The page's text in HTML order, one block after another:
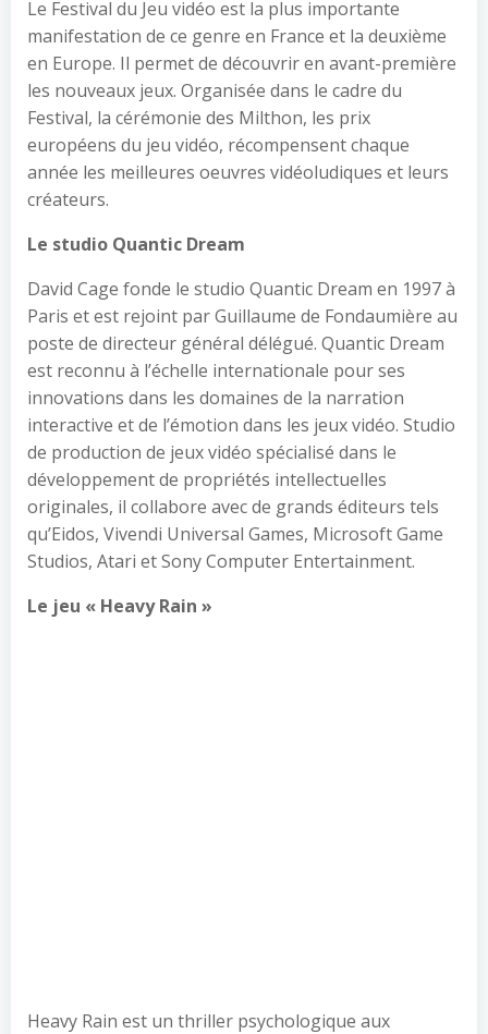
Le Festival du Jeu vidéo est la plus importante
manifestation de ce genre en France et la deuxième
en Europe. Il permet de découvrir en avant-première
les nouveaux jeux. Organisée dans le cadre du
Festival, la cérémonie des Milthon, les prix
européens du jeu vidéo, récompensent chaque
année les meilleures oeuvres vidéoludiques et leurs
créateurs.
Le studio Quantic Dream
David Cage fonde le studio Quantic Dream en 1997 à
Paris et est rejoint par Guillaume de Fondaumière au
poste de directeur général délégué. Quantic Dream
est reconnu à l’échelle internationale pour ses
innovations dans les domaines de la narration
interactive et de l’émotion dans les jeux vidéo. Studio
de production de jeux vidéo spécialisé dans le
développement de propriétés intellectuelles
originales, il collabore avec de grands éditeurs tels
qu’Eidos, Vivendi Universal Games, Microsoft Game
Studios, Atari et Sony Computer Entertainment.
Le jeu « Heavy Rain »
Heavy Rain est un thriller psychologique aux